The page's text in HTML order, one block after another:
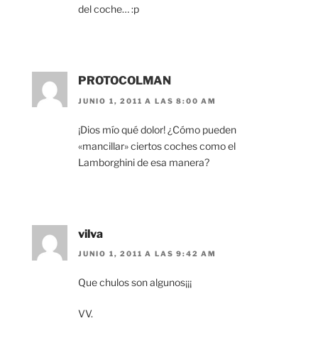
del coche… :p
PROTOCOLMAN
JUNIO 1, 2011 A LAS 8:00 AM
¡Dios mío qué dolor! ¿Cómo pueden
«mancillar» ciertos coches como el
Lamborghini de esa manera?
vilva
JUNIO 1, 2011 A LAS 9:42 AM
Que chulos son algunos¡¡¡
VV.